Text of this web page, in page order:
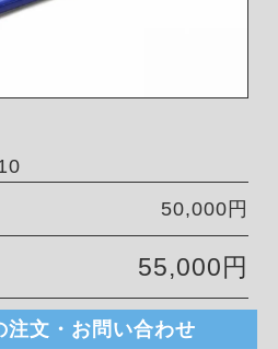
50,000円
55,000円
注文・お問い合わせ